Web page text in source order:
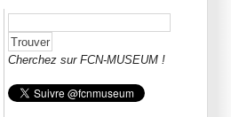
Cherchez sur FCN-MUSEUM !